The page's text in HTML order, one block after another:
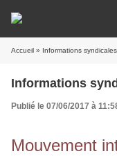
Accueil » Informations syndicales
Informations
Publié le 07/06/2017 à
Mouvement